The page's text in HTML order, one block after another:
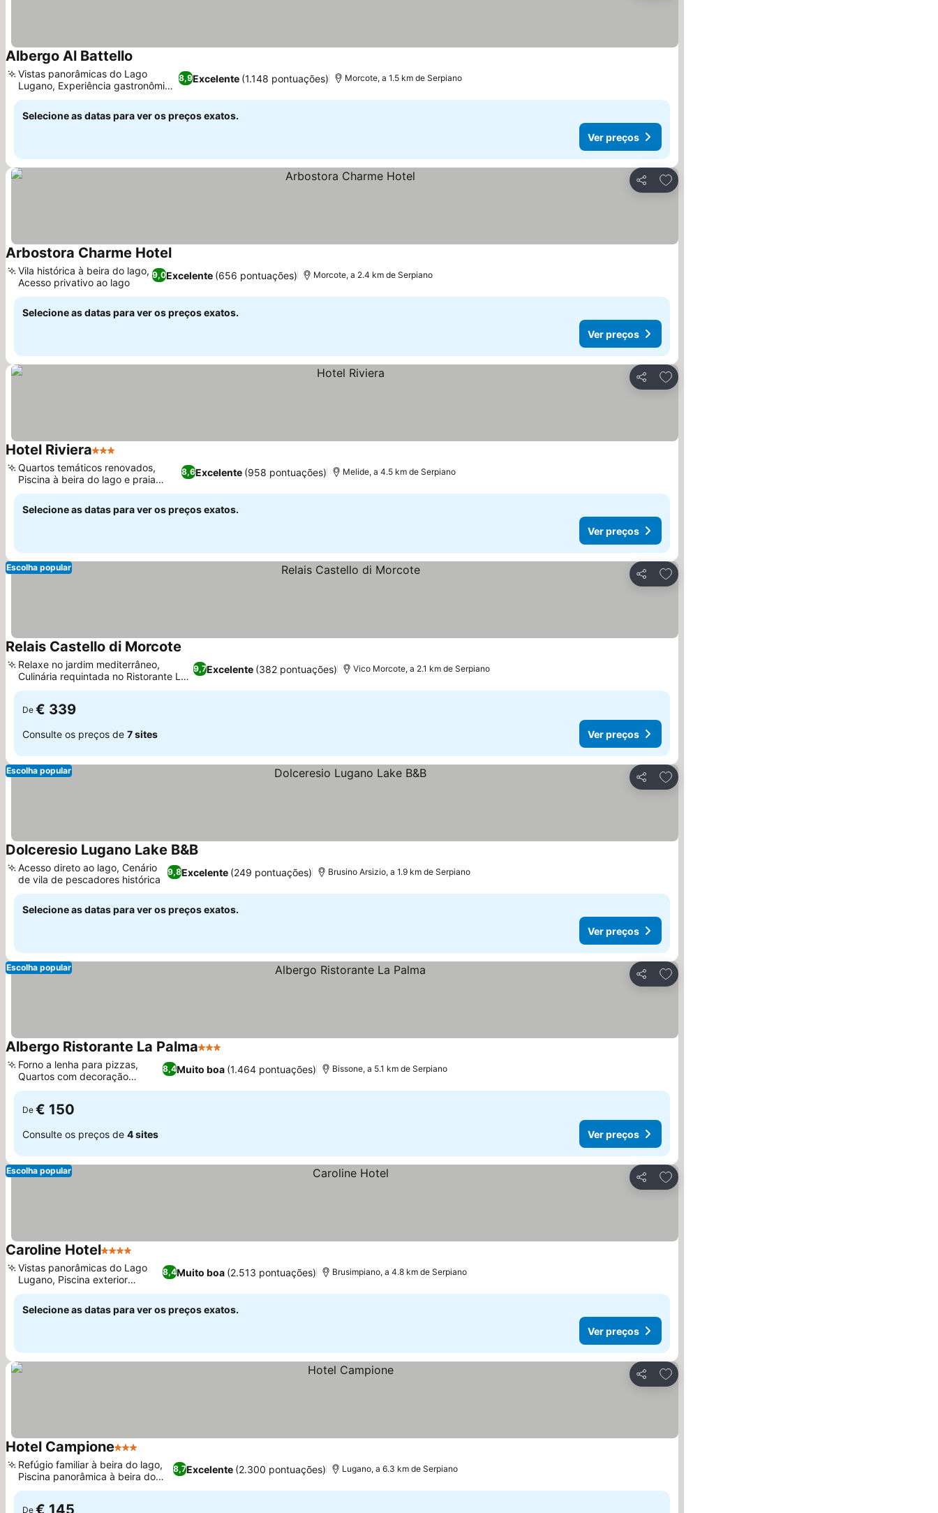
Albergo Al Battello
8,9Excelente (1.148 pontuações)
Vistas panorâmicas do Lago
Lugano, Experiência gastronômica
íntima
Morcote, a 1.5 km de Serpiano
Selecione as datas para ver os preços exatos.
Ver preços
Partilhar
Adicionar aos favoritos
Arbostora Charme Hotel
9,0Excelente (656 pontuações)
Vila histórica à beira do lago,
Acesso privativo ao lago
Morcote, a 2.4 km de Serpiano
Selecione as datas para ver os preços exatos.
Ver preços
Partilhar
Adicionar aos favoritos
Hotel Riviera3 Estrelas
8,6Excelente (958 pontuações)
Quartos temáticos renovados,
Piscina à beira do lago e praia
particular
Melide, a 4.5 km de Serpiano
Selecione as datas para ver os preços exatos.
Ver preços
Partilhar
Adicionar aos favoritos
Escolha popular
Relais Castello di Morcote
9,7Excelente (382 pontuações)
Relaxe no jardim mediterrâneo,
Culinária requintada no Ristorante La
Sorgente
Vico Morcote, a 2.1 km de Serpiano
De € 339
Consulte os preços de 7 sites Ver preços
Partilhar
Adicionar aos favoritos
Escolha popular
Dolceresio Lugano Lake B&B
9,8Excelente (249 pontuações)
Acesso direto ao lago, Cenário
de vila de pescadores histórica
Brusino Arsizio, a 1.9 km de Serpiano
Selecione as datas para ver os preços exatos.
Ver preços
Partilhar
Adicionar aos favoritos
Escolha popular
Albergo Ristorante La Palma3 Estrelas
8,4Muito boa (1.464 pontuações)
Forno a lenha para pizzas,
Quartos com decoração
individual
Bissone, a 5.1 km de Serpiano
De € 150
Consulte os preços de 4 sites Ver preços
Partilhar
Adicionar aos favoritos
Escolha popular
Caroline Hotel4 Estrelas
8,4Muito boa (2.513 pontuações)
Vistas panorâmicas do Lago
Lugano, Piscina exterior
sazonal
Brusimpiano, a 4.8 km de Serpiano
Selecione as datas para ver os preços exatos.
Ver preços
Partilhar
Adicionar aos favoritos
Hotel Campione3 Estrelas
8,7Excelente (2.300 pontuações)
Refúgio familiar à beira do lago,
Piscina panorâmica à beira do
lago
Lugano, a 6.3 km de Serpiano
De € 145